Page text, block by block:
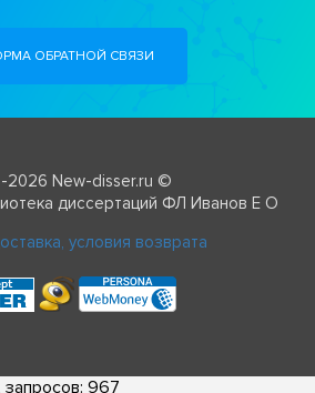
ОБРАТНОЙ СВЯЗИ
-2026 New-disser.ru ©
диссертаций ФЛ Иванов Е О
условия возврата
запросов: 967